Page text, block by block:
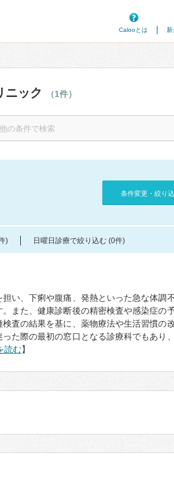
Calooとは
新
ニック （1件）
条件変更・絞り
) 日曜日診療で絞り込む (0件)
い、下痢や腹痛、発熱といった急な体調
また、健康診断後の精密検査や感染症の
査の結果を基に、薬物療法や生活習慣の
た際の最初の窓口となる診療科でもあり
読む】